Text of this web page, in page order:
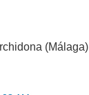
(Málaga)